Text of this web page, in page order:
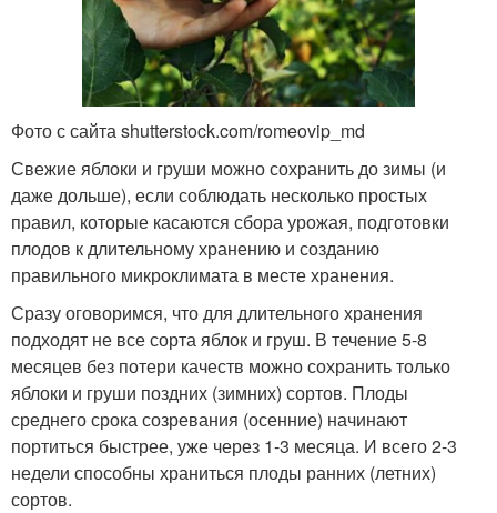
Фото с сайта shutterstock.com/romeovip_md
Свежие яблоки и груши можно сохранить до зимы (и
даже дольше), если соблюдать несколько простых
правил, которые касаются сбора урожая, подготовки
плодов к длительному хранению и созданию
правильного микроклимата в месте хранения.
Сразу оговоримся, что для длительного хранения
подходят не все сорта яблок и груш. В течение 5-8
месяцев без потери качеств можно сохранить только
яблоки и груши поздних (зимних) сортов. Плоды
среднего срока созревания (осенние) начинают
портиться быстрее, уже через 1-3 месяца. И всего 2-3
недели способны храниться плоды ранних (летних)
сортов.